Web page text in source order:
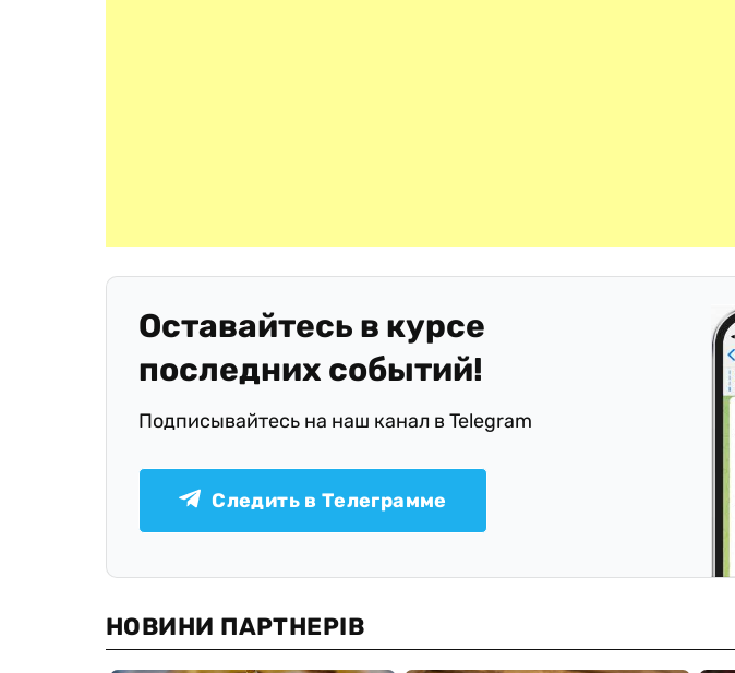
Оставайтесь в курсе
последних событий!
Подписывайтесь на наш канал в Telegram
Следить в Телеграмме